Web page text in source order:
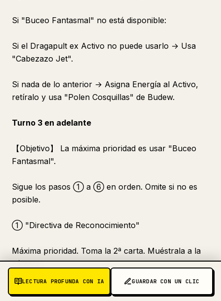
Si "Buceo Fantasmal" no está disponible:
Si el Dragapult ex Activo no puede usarlo → Usa
"Cabezazo Jet".
Si nada de lo anterior → Asigna Energía al Activo,
retíralo y usa "Polen Cosquillas" de Budew.
Turno 3 en adelante
【Objetivo】 La máxima prioridad es usar "Buceo
Fantasmal".
Sigue los pasos ① a ⑥ en orden. Omite si no es
posible.
① "Directiva de Reconocimiento"
Máxima prioridad. Toma la 2ª carta. Muéstrala a la
cámara.
LECTURA PROFUNDA CON IA GUARDAR CON UN CLIC